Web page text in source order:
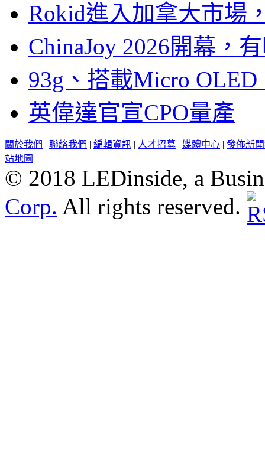
Rokid進入加拿大市場
ChinaJoy 2026開幕，
93g、搭載Micro
英偉達官宣CPO量產
關於我們 | 聯絡我們 | 編輯資訊 | 人才招募 | 媒體中心 | 發佈新
站地圖
© 2018 LEDinside, a
Corp. All rights reserved.